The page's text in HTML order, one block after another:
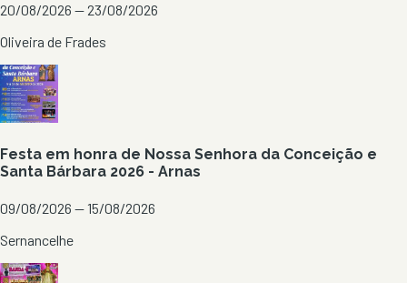
20/08/2026 — 23/08/2026
Oliveira de Frades
Festa em honra de Nossa Senhora da Conceição e
Santa Bárbara 2026 - Arnas
09/08/2026 — 15/08/2026
Sernancelhe